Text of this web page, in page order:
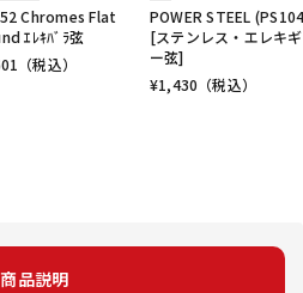
Chromes Flat
ｴﾚｷﾊﾞﾗ弦
（税込）
POWER STEEL
[ステンレス・エレキ
ー弦]
¥1,430 （税込）
商品説明